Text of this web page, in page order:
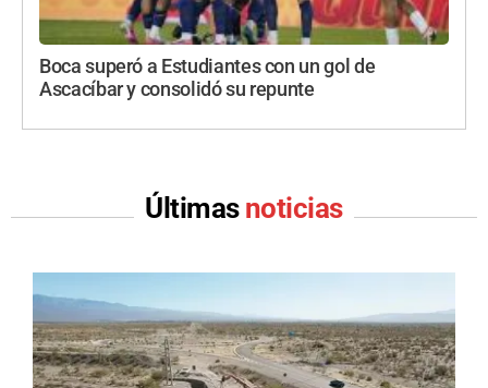
Boca superó a Estudiantes con un gol de
Ascacíbar y consolidó su repunte
Últimas noticias